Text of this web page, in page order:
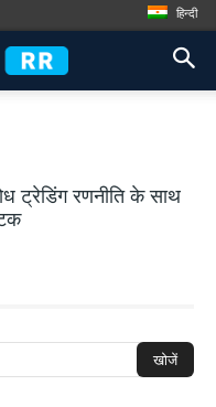
हिन्दी
ट्रेडिंग रणनीति के साथ